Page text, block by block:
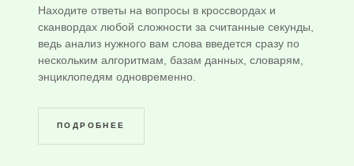
Находите ответы на вопросы в кроссвордах и
сканвордах любой сложности за считанные секунды,
ведь анализ нужного вам слова введется сразу по
нескольким алгоритмам, базам данных, словарям,
энциклопедям одновременно.
ПОДРОБНЕЕ